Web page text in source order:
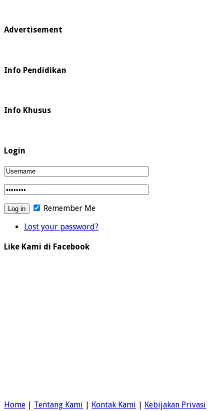
Advertisement
Info Pendidikan
Info Khusus
Login
Remember Me
Lost your password?
Like Kami di Facebook
Home | Tentang Kami | Kontak Kami | Kebijakan Privasi